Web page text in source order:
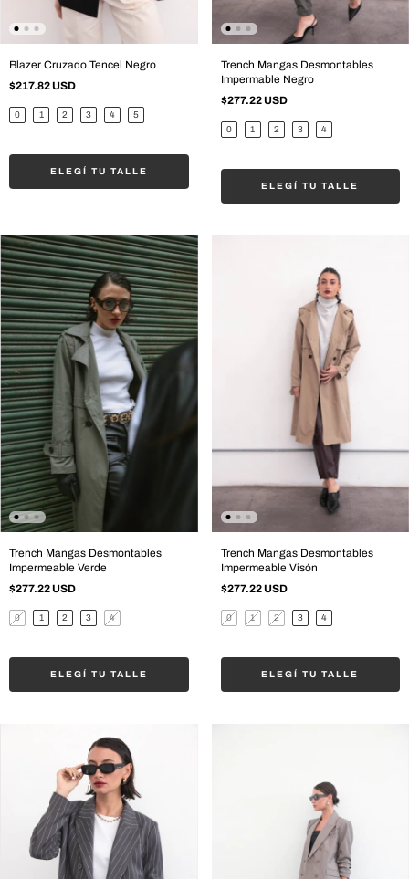
Blazer Cruzado Tencel Negro
$217.82 USD
0 1 2 3 4 5
ELEGÍ TU TALLE
Trench Mangas Desmontables
Impermable Negro
$277.22 USD
0 1 2 3 4
ELEGÍ TU TALLE
Trench Mangas Desmontables
Impermeable Verde
$277.22 USD
0 1 2 3 4
ELEGÍ TU TALLE
Trench Mangas Desmontables
Impermeable Visón
$277.22 USD
0 1 2 3 4
ELEGÍ TU TALLE